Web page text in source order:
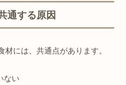
通する原因
材には、共通点があります。
ない